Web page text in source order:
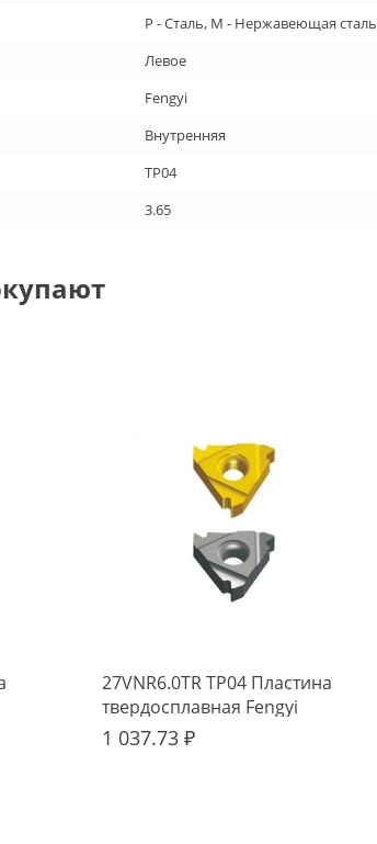
P - Сталь, M - Нержавеющая сталь
Левое
Fengyi
Внутренняя
TP04
3.65
27VNR6.0TR TP04 Пластина
твердосплавная Fengyi
1 037.73 ₽